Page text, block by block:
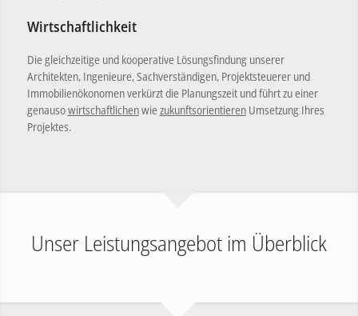
Wirtschaftlichkeit
Die gleichzeitige und kooperative Lösungsfindung unserer
Architekten, Ingenieure, Sachverständigen, Projektsteuerer und
Immobilienökonomen verkürzt die Planungszeit und führt zu einer
genausowirtschaftlichenwiezukunftsorientierenUmsetzung Ihres
Projektes.
Unser Leistungsangebot im Überblick